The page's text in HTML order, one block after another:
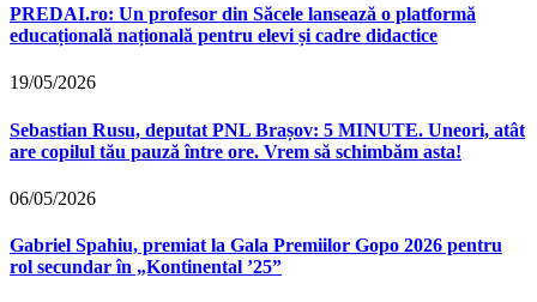
PREDAI.ro: Un profesor din Săcele lansează o platformă
educațională națională pentru elevi și cadre didactice
19/05/2026
Sebastian Rusu, deputat PNL Brașov: 5 MINUTE. Uneori, atât
are copilul tău pauză între ore. Vrem să schimbăm asta!
06/05/2026
Gabriel Spahiu, premiat la Gala Premiilor Gopo 2026 pentru
rol secundar în „Kontinental ’25”